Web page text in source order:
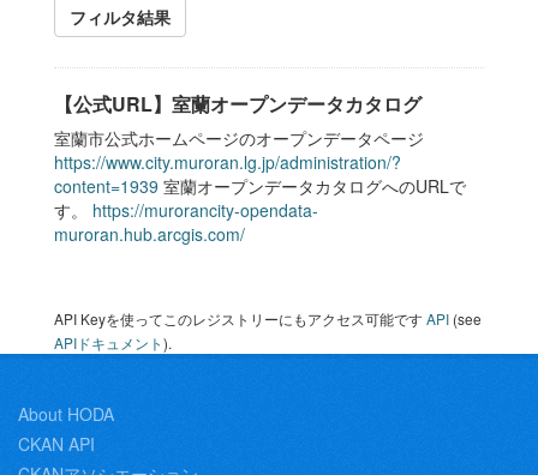
フィルタ結果
【公式URL】室蘭オープンデータカタログ
室蘭市公式ホームページのオープンデータページ
https://www.city.muroran.lg.jp/administration/?
content=1939 室蘭オープンデータカタログへのURLで
す。 https://murorancity-opendata-
muroran.hub.arcgis.com/
API Keyを使ってこのレジストリーにもアクセス可能ですAPI (see
APIドキュメント).
About HODA
CKAN API